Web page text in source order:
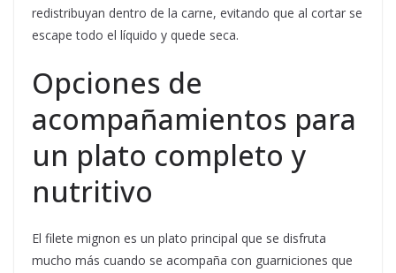
redistribuyan dentro de la carne, evitando que al cortar se
escape todo el líquido y quede seca.
Opciones de
acompañamientos para
un plato completo y
nutritivo
El filete mignon es un plato principal que se disfruta
mucho más cuando se acompaña con guarniciones que